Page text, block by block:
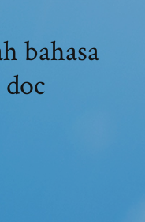
bahasa